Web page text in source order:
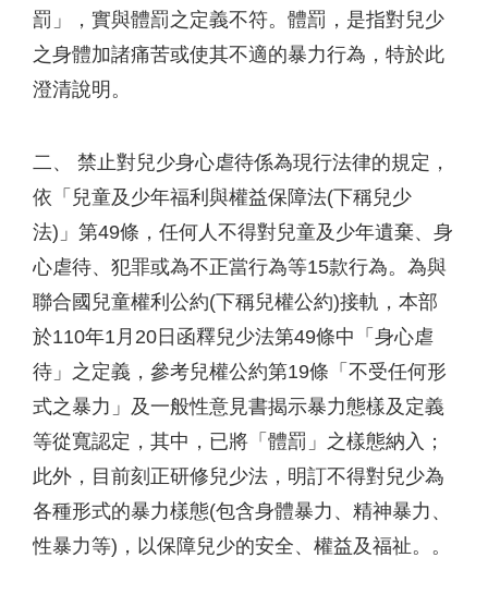
罰」，實與體罰之定義不符。體罰，是指對兒少
之身體加諸痛苦或使其不適的暴力行為，特於此
澄清說明。
二、 禁止對兒少身心虐待係為現行法律的規定，
依「兒童及少年福利與權益保障法(下稱兒少
法)」第49條，任何人不得對兒童及少年遺棄、身
心虐待、犯罪或為不正當行為等15款行為。為與
聯合國兒童權利公約(下稱兒權公約)接軌，本部
於110年1月20日函釋兒少法第49條中「身心虐
待」之定義，參考兒權公約第19條「不受任何形
式之暴力」及一般性意見書揭示暴力態樣及定義
等從寬認定，其中，已將「體罰」之樣態納入；
此外，目前刻正研修兒少法，明訂不得對兒少為
各種形式的暴力樣態(包含身體暴力、精神暴力、
性暴力等)，以保障兒少的安全、權益及福祉。。